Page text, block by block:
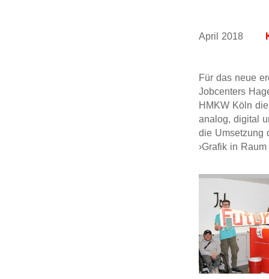
April 2018
Für das neue
Jobcenters
HMKW Köln
analog, digital
die Umsetzung
›Grafik in